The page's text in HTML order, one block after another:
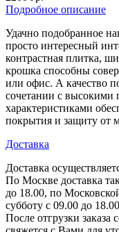
Подробное описание
Удачно подобранное
просто интересный
контрастная плитка,
крошка способны
или офис. А качество
сочетании с высокими
характеристиками
покрытия и защиту от
Доставка
Доставка
По Москве доставка
до 18.00, по
субботу с 09.00 до
После отгрузки заказа